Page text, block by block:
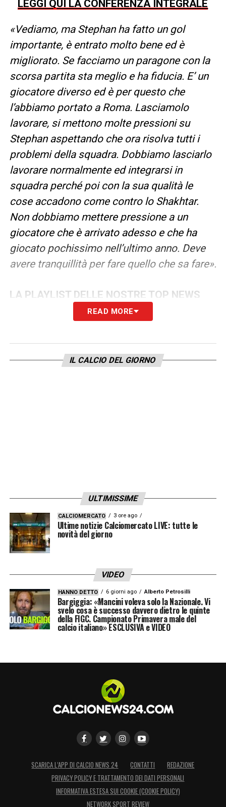
LEGGI QUI LA CONFERENZA INTEGRALE
«Vediamo, ma Stephan ha fatto un gol
importante, è entrato molto bene ed è
migliorato. Se facciamo un paragone con la
scorsa partita sta meglio e ha fiducia. E’ un
giocatore diverso ed è per questo che
l’abbiamo portato a Roma. Lasciamolo
lavorare, si mettono molte pressioni su
Stephan aspettando che ora risolva tutti i
problemi della squadra. Dobbiamo lasciarlo
lavorare normalmente ed integrarsi in
squadra perché poi con la sua qualità le
cose accadono come contro lo Shakhtar.
Non dobbiamo mettere pressione a un
giocatore che è arrivato adesso e che ha
giocato pochissimo nell’ultimo anno. Deve
avere tranquillità per fare quello che sa fare».
LA PLAYLIST DELLE NOSTRE TOP NEWS
READ MORE
IL CALCIO DEL GIORNO
ULTIMISSIME
CALCIOMERCATO 3 ore ago
Ultime notizie Calciomercato LIVE: tutte le
novità del giorno
VIDEO
HANNO DETTO 6 giorni ago Alberto Petrosilli
Bargiggia: «Mancini voleva solo la Nazionale. Vi
svelo cosa è successo davvero dietro le quinte
della FIGC. Campionato Primavera male del
calcio italiano» ESCLUSIVA e VIDEO
SCARICA L’APP DI CALCIO NEWS 24 CONTATTI
REDAZIONE
PRIVACY POLICY E TRATTAMENTO DEI DATI PERSONALI
INFORMATIVA ESTESA SUI COOKIE (COOKIE POLICY)
NETWORK SPORT REVIEW